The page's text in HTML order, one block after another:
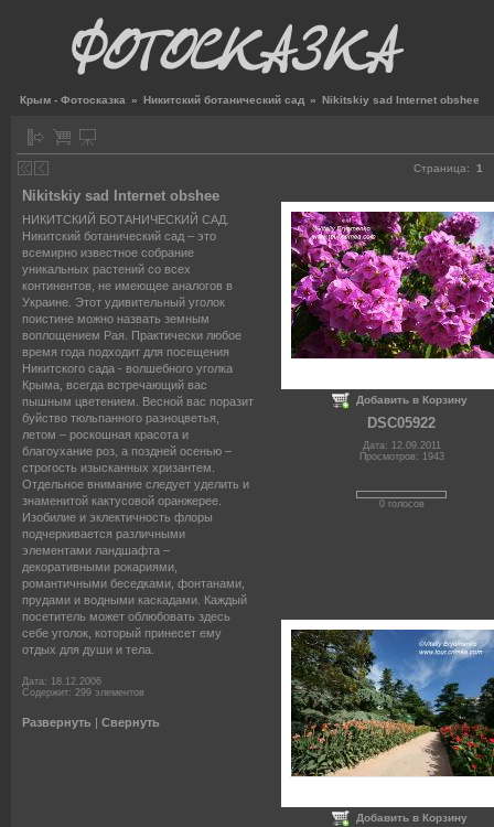
Крым - Фотосказка » Никитский ботанический сад » Nikitskiy sad Internet obshee
Страница: 1
Nikitskiy sad Internet obshee
НИКИТСКИЙ БОТАНИЧЕСКИЙ САД.
Никитский ботанический сад – это
всемирно известное собрание
уникальных растений со всех
континентов, не имеющее аналогов в
Украине. Этот удивительный уголок
поистине можно назвать земным
воплощением Рая. Практически любое
время года подходит для посещения
Никитского сада - волшебного уголка
Крыма, всегда встречающий вас
пышным цветением. Весной вас поразит
буйство тюльпанного разноцветья,
летом – роскошная красота и
благоухание роз, а поздней осенью –
строгость изысканных хризантем.
Отдельное внимание следует уделить и
знаменитой кактусовой оранжерее.
Изобилие и эклектичность флоры
подчеркивается различными
элементами ландшафта –
декоративными рокариями,
романтичными беседками, фонтанами,
прудами и водными каскадами. Каждый
посетитель может облюбовать здесь
себе уголок, который принесет ему
отдых для души и тела.
Дата: 18.12.2006
Содержит: 299 элементов
Развернуть Свернуть
Добавить в Корзину
DSC05922
Дата: 12.09.2011
Просмотров: 1943
0 голосов
Добавить в Корзину